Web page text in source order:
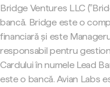
Bridge Ventures LLC
bancă. Bridge este o
financiară și este
responsabil pentru
Cardului în numele Lead
este o bancă. Avian Labs